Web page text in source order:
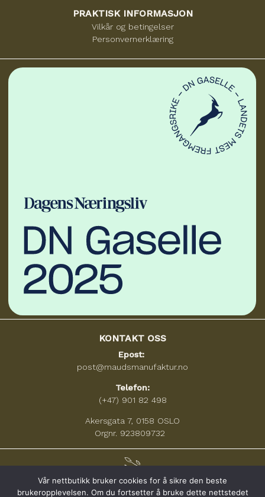
PRAKTISK INFORMASJON
Vilkår og betingelser
Personvernerklæring
KONTAKT OSS
Epost:
post@maudsmanufaktur.no
Telefon:
(+47) 901 82 498
Akersgata 7, 0158 OSLO
Orgnr. 923809732
Vår nettbutikk bruker cookies for å sikre den beste
brukeropplevelsen. Om du fortsetter å bruke dette nettstedet